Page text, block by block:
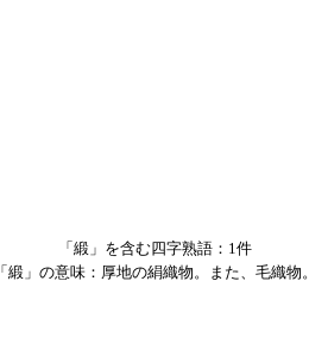
「緞」を含む四字熟語：1件
「緞」の意味：厚地の絹織物。また、毛織物。